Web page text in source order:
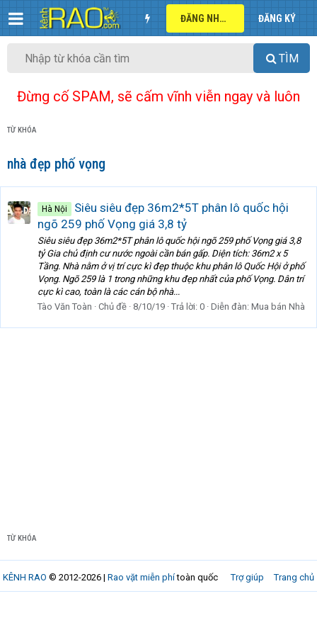
ĐĂNG NHẬP ĐĂNG KÝ
TÌM
Đừng cố SPAM, sẽ cấm vĩnh viễn ngay và luôn
TỪ KHÓA
nhà đẹp phố vọng
Hà Nội
Siêu siêu đẹp 36m2*5T phân lô quốc hội
ngõ 259 phố Vọng giá 3,8 tỷ
Siêu siêu đẹp 36m2*5T phân lô quốc hội ngõ 259 phố Vọng giá 3,8
tỷ Gia chủ định cư nước ngoài cần bán gấp. Diện tích: 36m2 x 5
Tầng. Nhà nằm ở vị trí cực kì đẹp thuộc khu phân lô Quốc Hội ở phố
Vọng. Ngõ 259 là 1 trong những khu đẹp nhất của phố Vọng. Dân trí
cực kì cao, toàn là các cán bộ nhà...
Tào Văn Toàn
Chủ đề 8/10/19 Trả lời: 0 Diễn đàn: Mua bán Nhà
TỪ KHÓA
Trợ giúp Trang chủ
KÊNH RAO © 2012-2026 | Rao vặt miễn phítoàn quốc